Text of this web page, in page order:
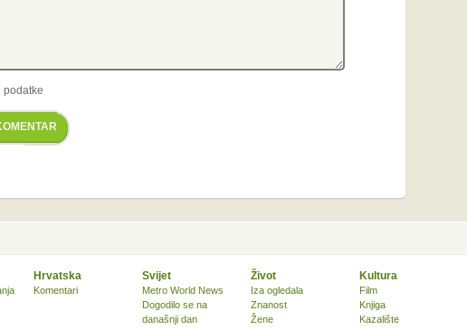
podatke
Hrvatska
Komentari
Svijet
Metro World News
Dogodilo se na
današnji dan
Život
Iza ogledala
Znanost
Žene
Kultura
Film
Knjiga
Kazalište